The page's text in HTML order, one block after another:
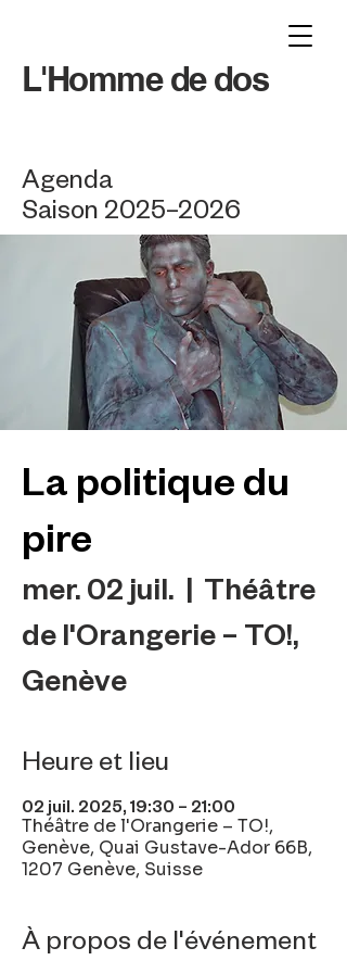
L'Homme de dos
Agenda
Saison 2025–2026
La politique du
pire
mer. 02 juil.
  |
Théâtre
de l'Orangerie – TO!,
Genève
Heure et lieu
02 juil. 2025, 19:30 – 21:00
Théâtre de l'Orangerie – TO!,
Genève, Quai Gustave-Ador 66B,
1207 Genève, Suisse
À propos de l'événement